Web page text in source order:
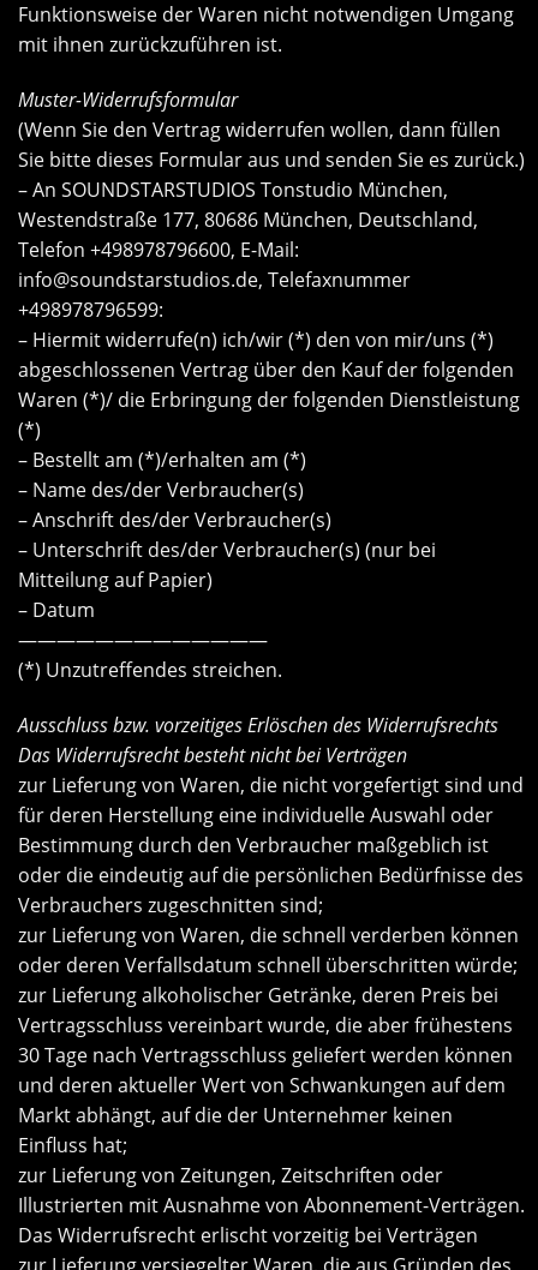
Funktionsweise der Waren nicht notwendigen Umgang
mit ihnen zurückzuführen ist.
Muster-Widerrufsformular
(Wenn Sie den Vertrag widerrufen wollen, dann füllen
Sie bitte dieses Formular aus und senden Sie es zurück.)
– An SOUNDSTARSTUDIOS Tonstudio München,
Westendstraße 177, 80686 München, Deutschland,
Telefon +498978796600, E-Mail:
info@soundstarstudios.de, Telefaxnummer
+498978796599:
– Hiermit widerrufe(n) ich/wir (*) den von mir/uns (*)
abgeschlossenen Vertrag über den Kauf der folgenden
Waren (*)/ die Erbringung der folgenden Dienstleistung
(*)
– Bestellt am (*)/erhalten am (*)
– Name des/der Verbraucher(s)
– Anschrift des/der Verbraucher(s)
– Unterschrift des/der Verbraucher(s) (nur bei
Mitteilung auf Papier)
– Datum
—————————————
(*) Unzutreffendes streichen.
Ausschluss bzw. vorzeitiges Erlöschen des Widerrufsrechts
Das Widerrufsrecht besteht nicht bei Verträgen
zur Lieferung von Waren, die nicht vorgefertigt sind und
für deren Herstellung eine individuelle Auswahl oder
Bestimmung durch den Verbraucher maßgeblich ist
oder die eindeutig auf die persönlichen Bedürfnisse des
Verbrauchers zugeschnitten sind;
zur Lieferung von Waren, die schnell verderben können
oder deren Verfallsdatum schnell überschritten würde;
zur Lieferung alkoholischer Getränke, deren Preis bei
Vertragsschluss vereinbart wurde, die aber frühestens
30 Tage nach Vertragsschluss geliefert werden können
und deren aktueller Wert von Schwankungen auf dem
Markt abhängt, auf die der Unternehmer keinen
Einfluss hat;
zur Lieferung von Zeitungen, Zeitschriften oder
Illustrierten mit Ausnahme von Abonnement-Verträgen.
Das Widerrufsrecht erlischt vorzeitig bei Verträgen